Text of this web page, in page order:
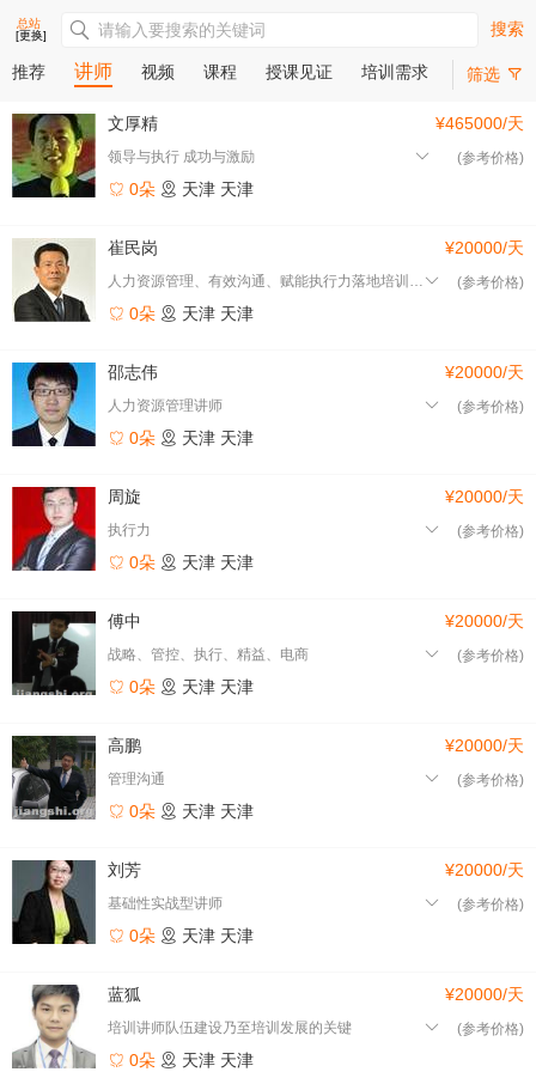
总站
[更换]
搜索
筛选
推荐 讲师 视频 课程 授课见证 培训需求
文厚精
领导与执行 成功与激励
0朵 天津 天津
¥465000/天
(参考价格)
崔民岗
人力资源管理、有效沟通、赋能执行力落地培训讲师
0朵 天津 天津
¥20000/天
(参考价格)
邵志伟
人力资源管理讲师
0朵 天津 天津
¥20000/天
(参考价格)
周旋
执行力
0朵 天津 天津
¥20000/天
(参考价格)
傅中
战略、管控、执行、精益、电商
0朵 天津 天津
¥20000/天
(参考价格)
高鹏
管理沟通
0朵 天津 天津
¥20000/天
(参考价格)
刘芳
基础性实战型讲师
0朵 天津 天津
¥20000/天
(参考价格)
蓝狐
培训讲师队伍建设乃至培训发展的关键
0朵 天津 天津
¥20000/天
(参考价格)